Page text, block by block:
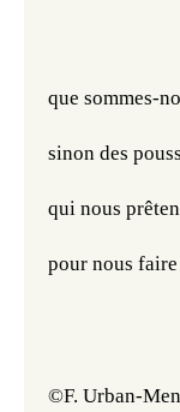
que sommes-
sinon des
qui nous
pour nous
©F. Urban-